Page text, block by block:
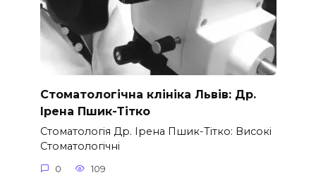
Стоматологічна клініка Львів: Др.
Ірена Пшик-Тітко
Стоматологія Др. Ірена Пшик-Тітко: Високі
Стоматологічні
0 109